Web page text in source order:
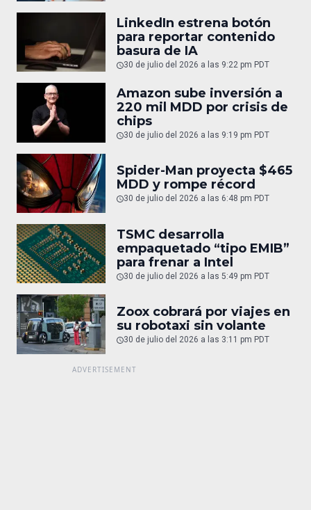
LinkedIn estrena botón
para reportar contenido
basura de IA
30 de julio del 2026 a las 9:22 pm PDT
Amazon sube inversión a
220 mil MDD por crisis de
chips
30 de julio del 2026 a las 9:19 pm PDT
Spider-Man proyecta $465
MDD y rompe récord
30 de julio del 2026 a las 6:48 pm PDT
TSMC desarrolla
empaquetado “tipo EMIB”
para frenar a Intel
30 de julio del 2026 a las 5:49 pm PDT
Zoox cobrará por viajes en
su robotaxi sin volante
30 de julio del 2026 a las 3:11 pm PDT